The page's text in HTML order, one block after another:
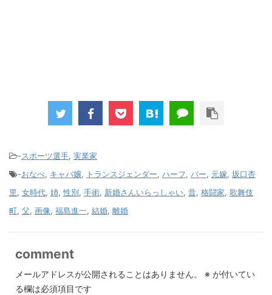
-スポーツ選手, 実業家
-おなべ, キャバ嬢, トランスジェンダー, ハーフ, バー, 元嫁, 坂口杏
里, 女時代, 姉, 性別, 手術, 新婚さんいらっしゃい, 昔, 格闘家, 歌舞伎
町, 父, 画像, 福島進一, 結婚, 離婚
comment
メールアドレスが公開されることはありません。 ※ が付いてい
る欄は必須項目です